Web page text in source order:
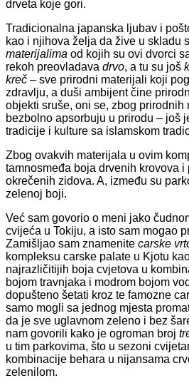
drveta koje gori.
Tradicionalna japanska ljubav i
kao i njihova želja da žive u skladu
materijalima od kojih su ovi dvorci
rekoh preovladava drvo, a tu su još
kreč – sve prirodni materijali koji
zdravlju, a duši ambijent čine
objekti sruše, oni se, zbog prirodnih
bezbolno apsorbuju u prirodu – još
tradicije i kulture sa islamskom
Zbog ovakvih materijala u ovim
tamnosmeđa boja drvenih krovova
okrečenih zidova. A, između su
zelenoj boji.
Već sam govorio o meni jako
cvijeća u Tokiju, a isto sam mogao
Zamišljao sam znamenite carske
kompleksu carske palate u Kjotu
najrazličitijih boja cvjetova u
bojom travnjaka i modrom bojom
dopušteno šetati kroz te famozne
samo mogli sa jednog mjesta
da je sve uglavnom zeleno i bez
nam govorili kako je ogroman broj
u tim parkovima, što u sezoni
kombinacije behara u nijansama
zelenilom.